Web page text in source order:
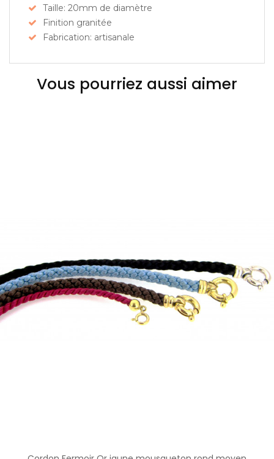
Taille: 20mm de diamètre
Finition granitée
Fabrication: artisanale
Vous pourriez aussi aimer